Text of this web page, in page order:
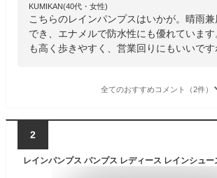
KUMIKAN(40代・女性)
こちらのレインパンプスはいかが。晴雨
でき、エナメルで防水性にも優れていま
も高く歩きやすく、営業回りにもいいです
全てのおすすめコメント（2件）
2